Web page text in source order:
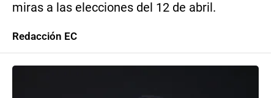
miras a las elecciones del 12 de abril.
Redacción EC